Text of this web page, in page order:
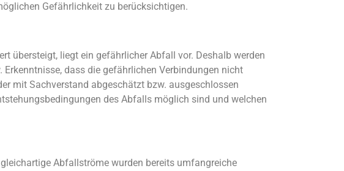
Gefährlichkeit zu berücksichtigen.
übersteigt, liegt ein gefährlicher Abfall vor. Deshalb werden
dass die gefährlichen Verbindungen nicht
mit Sachverstand abgeschätzt bzw. ausgeschlossen
des Abfalls möglich sind und welchen
Abfallströme wurden bereits umfangreiche